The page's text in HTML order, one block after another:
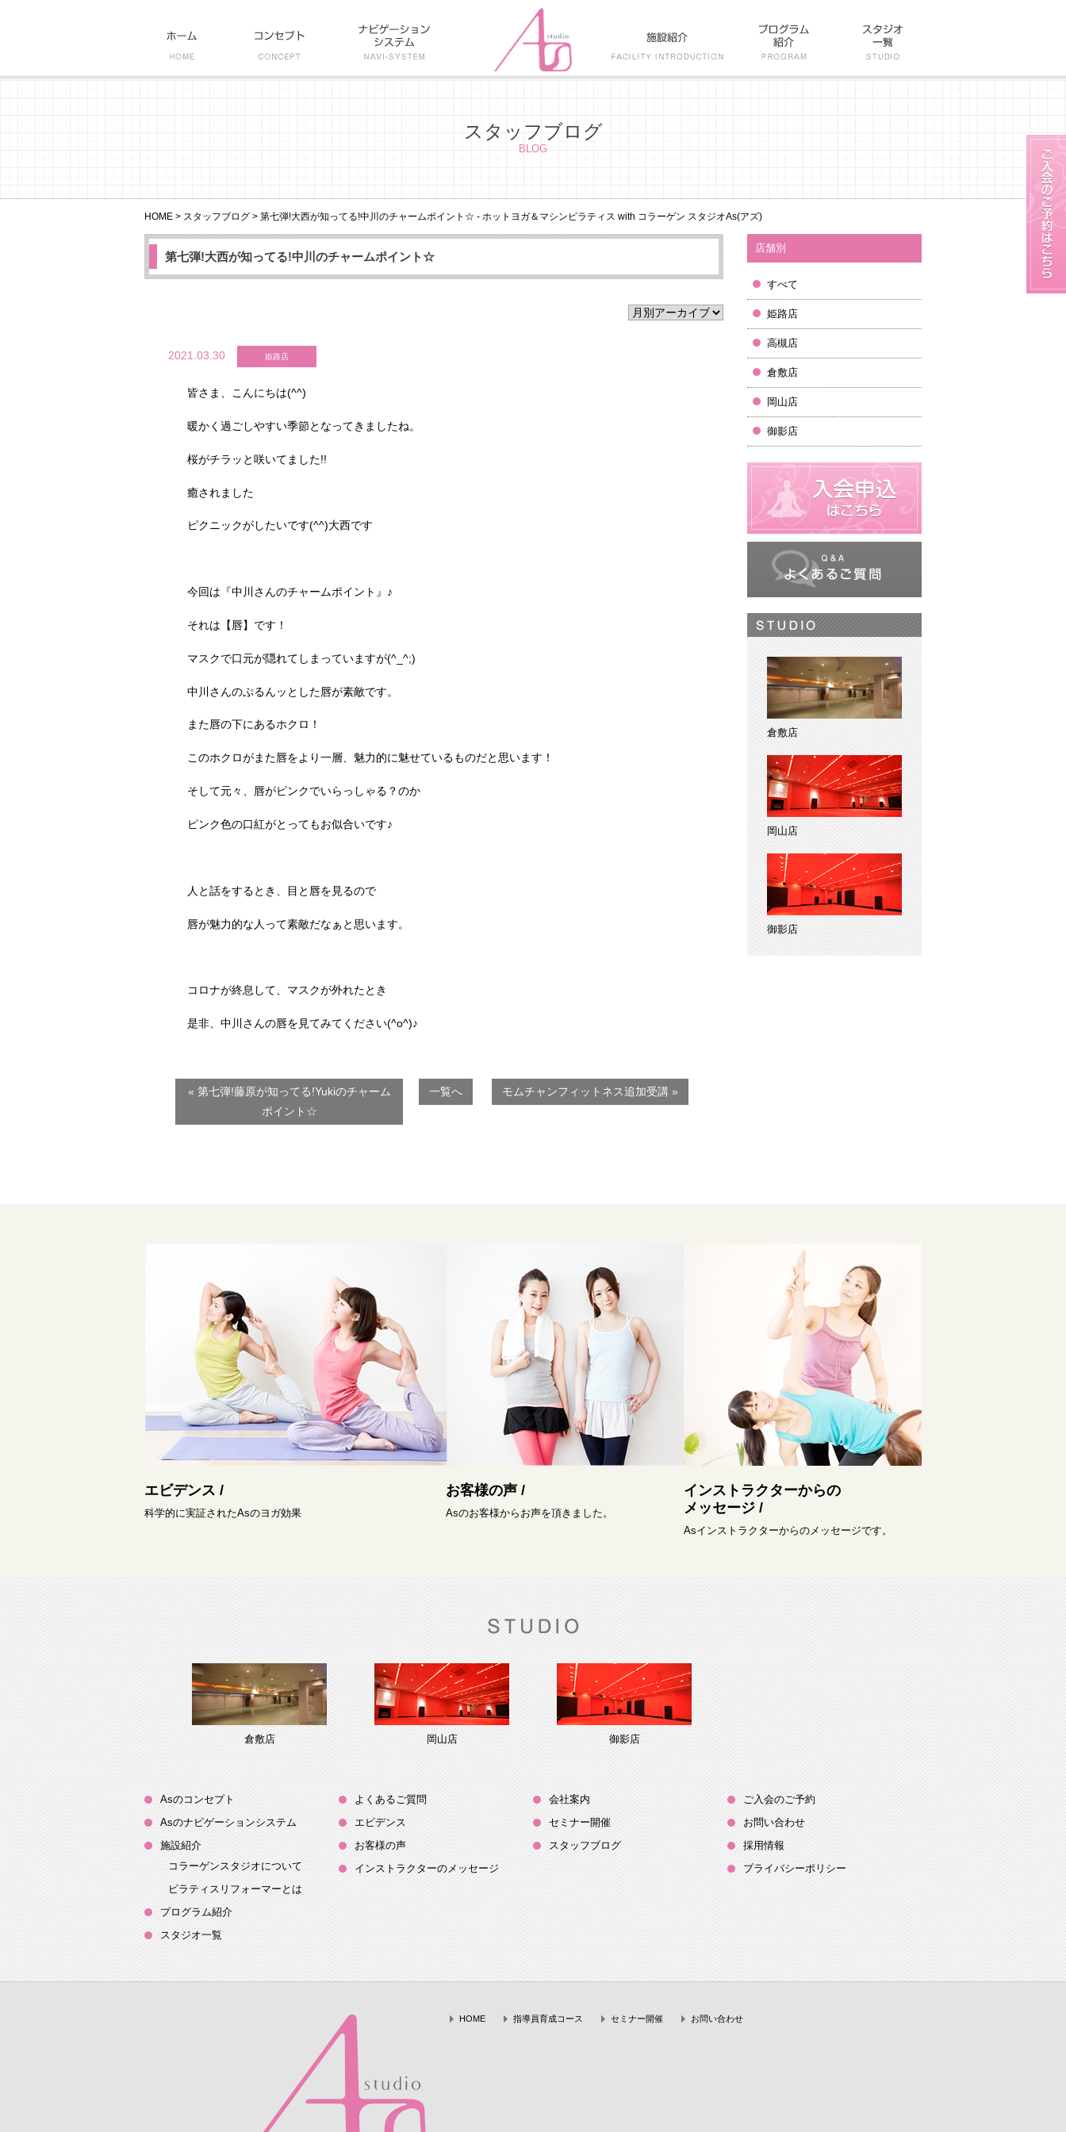
スタッフブログ
BLOG
HOME > スタッフブログ > 第七弾!大西が知ってる!中川のチャームポイント☆ - ホットヨガ＆マシンピラティス with コラーゲン スタジオAs(アズ)
第七弾!大西が知ってる!中川のチャームポイント☆
2021.03.30 姫路店
皆さま、こんにちは(^^)
暖かく過ごしやすい季節となってきましたね。
桜がチラッと咲いてました!!
癒されました
ピクニックがしたいです(^^)大西です
今回は『中川さんのチャームポイント』♪
それは【唇】です！
マスクで口元が隠れてしまっていますが(^_^;)
中川さんのぷるんッとした唇が素敵です。
また唇の下にあるホクロ！
このホクロがまた唇をより一層、魅力的に魅せているものだと思います！
そして元々、唇がピンクでいらっしゃる？のか
ピンク色の口紅がとってもお似合いです♪
人と話をするとき、目と唇を見るので
唇が魅力的な人って素敵だなぁと思います。
コロナが終息して、マスクが外れたとき
是非、中川さんの唇を見てみてください(^o^)♪
« 第七弾!藤原が知ってる!Yukiのチャーム
ポイント☆
一覧へ モムチャンフィットネス追加受講 »
店舗別
すべて
姫路店
高槻店
倉敷店
岡山店
御影店
倉敷店
岡山店
御影店
エビデンス /
科学的に実証されたAsのヨガ効果
お客様の声 /
Asのお客様からお声を頂きました。
インストラクターからの
メッセージ /
Asインストラクターからのメッセージです。
倉敷店 岡山店 御影店
Asのコンセプト
Asのナビゲーションシステム
施設紹介
コラーゲンスタジオについて
ピラティスリフォーマーとは
プログラム紹介
スタジオ一覧
よくあるご質問
エビデンス
お客様の声
インストラクターのメッセージ
会社案内
セミナー開催
スタッフブログ
ご入会のご予約
お問い合わせ
採用情報
プライバシーポリシー
HOME 指導員育成コース セミナー開催 お問い合わせ